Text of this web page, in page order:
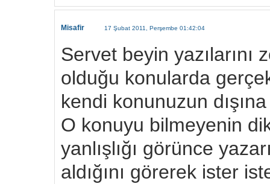
Misafir 17 Şubat 2011, Perşembe 01:42:04
Servet beyin yazılarını
olduğu konularda
kendi konunuzun dışına
O konuyu bilmeyenin
yanlışlığı görünce
aldığını görerek ister